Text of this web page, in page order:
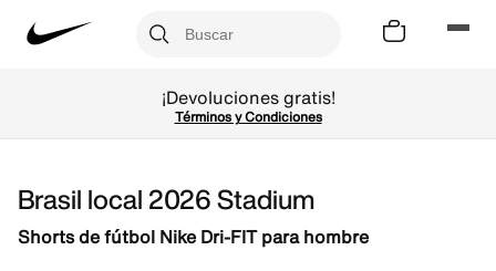
¡Devoluciones gratis!
Términos y Condiciones
Brasil local 2026 Stadium
Shorts de fútbol Nike Dri-FIT para hombre